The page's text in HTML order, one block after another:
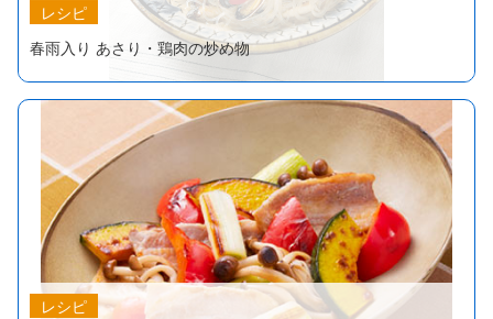
レシピ
春雨入り あさり・鶏肉の炒め物
レシピ